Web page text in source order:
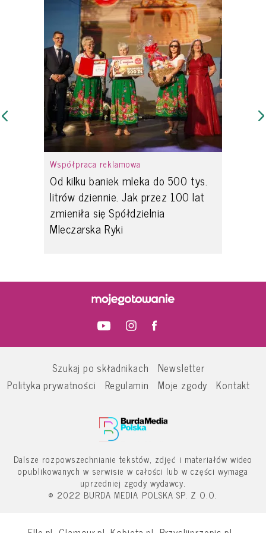
Współpraca reklamowa
Od kilku baniek mleka do 500 tys.
litrów dziennie. Jak przez 100 lat
zmieniła się Spółdzielnia
Mleczarska Ryki
Szukaj po składnikach
Newsletter
Polityka prywatności
Regulamin Moje zgody Kontakt
Dalsze rozpowszechnianie tekstów, zdjęć i materiałów wideo
opublikowanych w serwisie w całości lub w części wymaga
uprzedniej zgody wydawcy.
© 2022 BURDA MEDIA POLSKA SP. Z O.O.